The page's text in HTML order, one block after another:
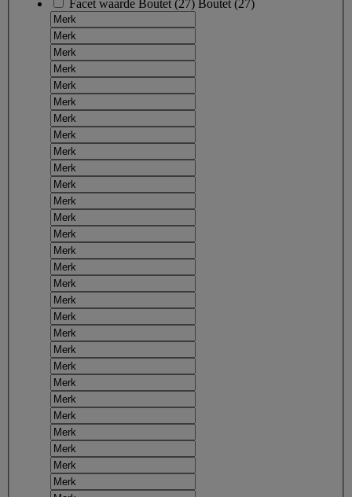
Facet waarde Boutet (27) Boutet (27)